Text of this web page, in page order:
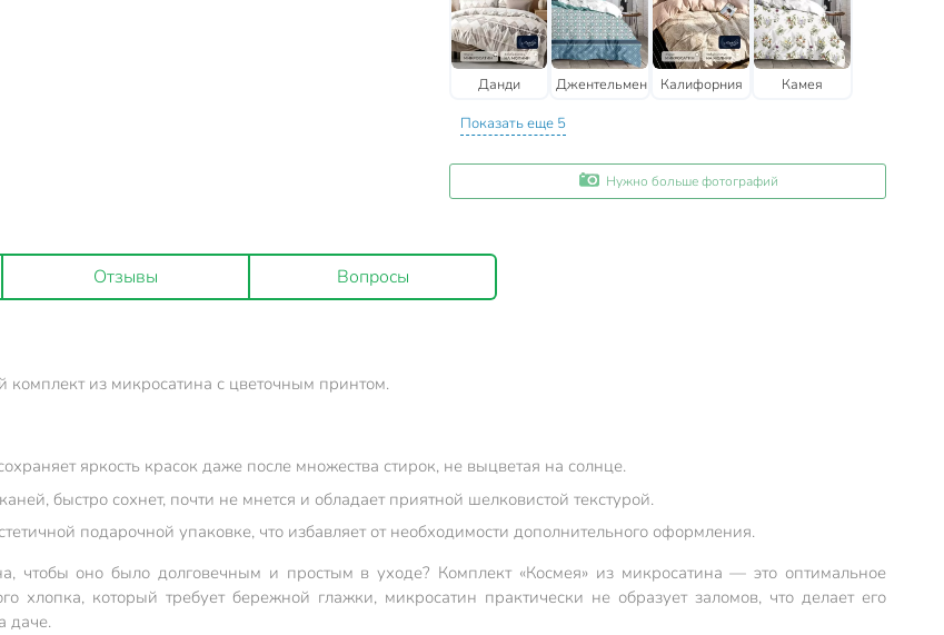
Данди Джентельмен Калифорния Камея
Показать еще 5
Нужно больше фотографий
Отзывы Вопросы
комплект из микросатина с цветочным принтом.
яркость красок даже после множества стирок, не выцветая на солнце.
быстро сохнет, почти не мнется и обладает приятной шелковистой текстурой.
подарочной упаковке, что избавляет от необходимости дополнительного оформления.
чтобы оно было долговечным и простым в уходе? Комплект «Космея» из микросатина — это оптимальное
хлопка, который требует бережной глажки, микросатин практически не образует заломов, что делает его
даче.